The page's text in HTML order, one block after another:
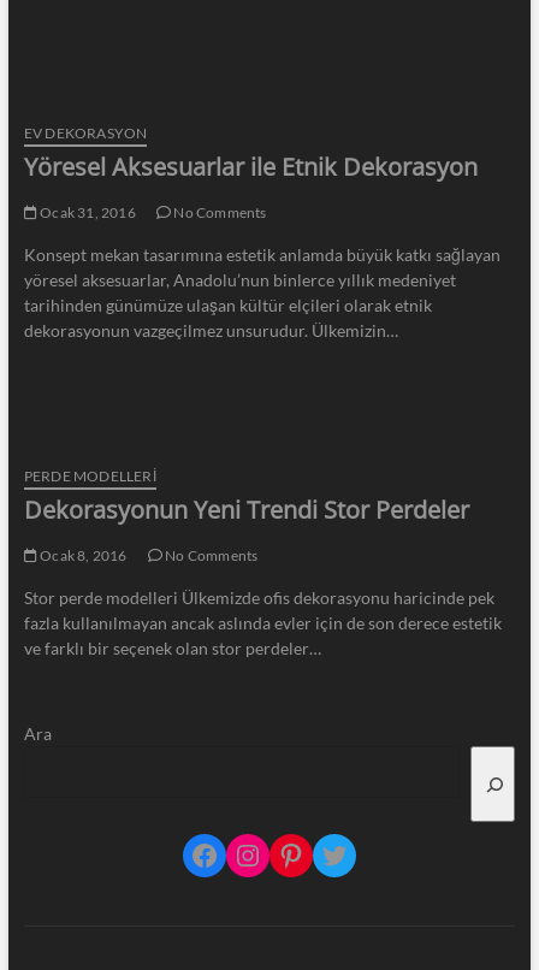
EV DEKORASYON
Yöresel Aksesuarlar ile Etnik Dekorasyon
Ocak 31, 2016 No Comments
Konsept mekan tasarımına estetik anlamda büyük katkı sağlayan
yöresel aksesuarlar, Anadolu’nun binlerce yıllık medeniyet
tarihinden günümüze ulaşan kültür elçileri olarak etnik
dekorasyonun vazgeçilmez unsurudur. Ülkemizin…
PERDE MODELLERI
Dekorasyonun Yeni Trendi Stor Perdeler
Ocak 8, 2016 No Comments
Stor perde modelleri Ülkemizde ofis dekorasyonu haricinde pek
fazla kullanılmayan ancak aslında evler için de son derece estetik
ve farklı bir seçenek olan stor perdeler…
Ara
Facebook
Instagram
Pinterest
Twitter